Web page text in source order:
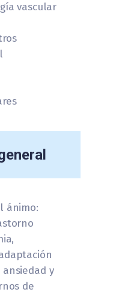
vascular
ánimo:
y
de